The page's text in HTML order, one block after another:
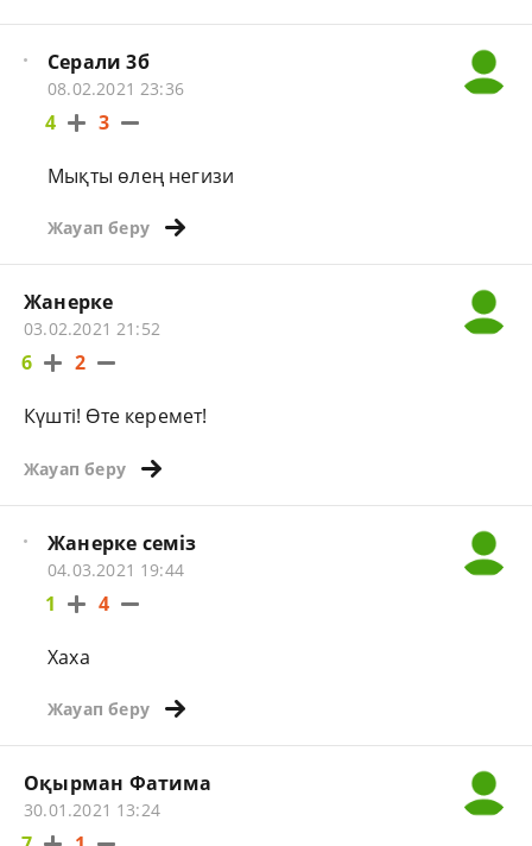
Серали 3б
08.02.2021 23:36
4 3
Мықты өлең негизи
Жауап беру
Жанерке
03.02.2021 21:52
6 2
Күшті! Өте керемет!
Жауап беру
Жанерке семіз
04.03.2021 19:44
1 4
Хаха
Жауап беру
Оқырман Фатима
30.01.2021 13:24